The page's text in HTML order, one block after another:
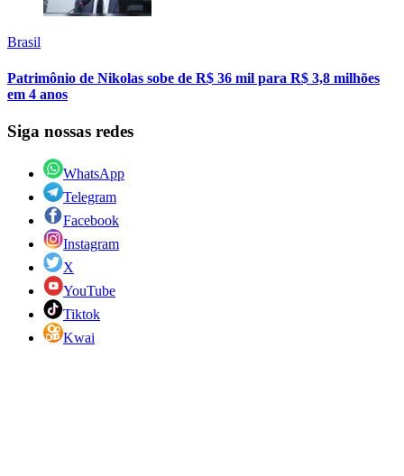
Brasil
Patrimônio de Nikolas sobe de R$ 36 mil para R$ 3,8 milhões
em 4 anos
Siga nossas redes
WhatsApp
Telegram
Facebook
Instagram
X
YouTube
Tiktok
Kwai